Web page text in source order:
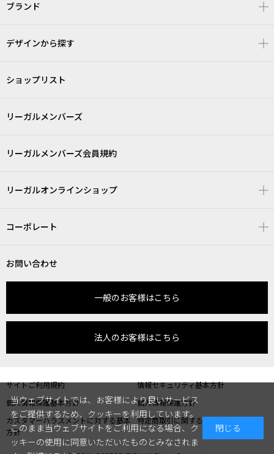
ブランド
デザインから探す
ショップリスト
リーガルメンバーズ
リーガルメンバーズ会員規約
リーガルオンラインショップ
コーポレート
お問い合わせ
一般のお客様はこちら
法人のお客様はこちら
サイトご利用規約
情報セキュリティ基本方針
個人情報保護基本方針
個人情報保護方針
カスタマーハラスメントに対する基本
方針
特定商取引に関する表記
当ウェブサイトでは、お客様により良いサービス
をご提供するため、クッキーを利用しています。
このまま当ウェブサイトをご利用になる場合、ク
ッキーの使用に同意いただいたものとみなされま
閉じる